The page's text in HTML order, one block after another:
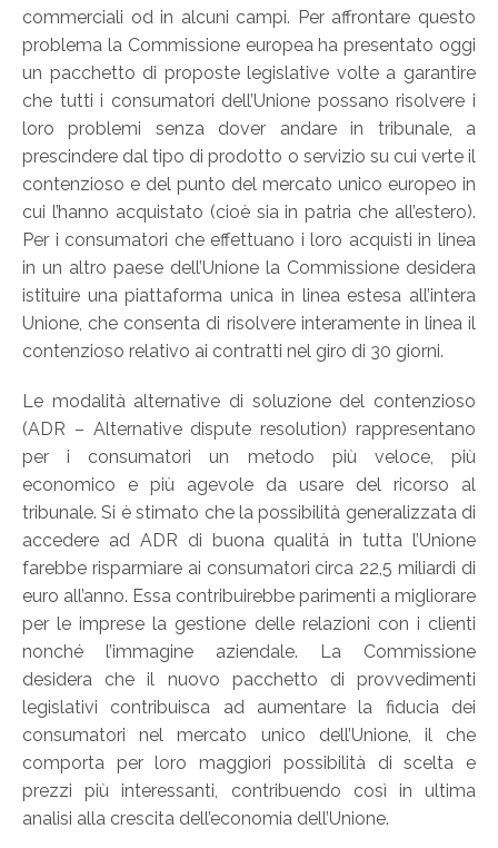
commerciali od in alcuni campi. Per affrontare questo
problema la Commissione europea ha presentato oggi
un pacchetto di proposte legislative volte a garantire
che tutti i consumatori dell’Unione possano risolvere i
loro problemi senza dover andare in tribunale, a
prescindere dal tipo di prodotto o servizio su cui verte il
contenzioso e del punto del mercato unico europeo in
cui l’hanno acquistato (cioè sia in patria che all’estero).
Per i consumatori che effettuano i loro acquisti in linea
in un altro paese dell’Unione la Commissione desidera
istituire una piattaforma unica in linea estesa all’intera
Unione, che consenta di risolvere interamente in linea il
contenzioso relativo ai contratti nel giro di 30 giorni.
Le modalità alternative di soluzione del contenzioso
(ADR – Alternative dispute resolution) rappresentano
per i consumatori un metodo più veloce, più
economico e più agevole da usare del ricorso al
tribunale. Si è stimato che la possibilità generalizzata di
accedere ad ADR di buona qualità in tutta l’Unione
farebbe risparmiare ai consumatori circa 22,5 miliardi di
euro all’anno. Essa contribuirebbe parimenti a migliorare
per le imprese la gestione delle relazioni con i clienti
nonché l’immagine aziendale. La Commissione
desidera che il nuovo pacchetto di provvedimenti
legislativi contribuisca ad aumentare la fiducia dei
consumatori nel mercato unico dell’Unione, il che
comporta per loro maggiori possibilità di scelta e
prezzi più interessanti, contribuendo così in ultima
analisi alla crescita dell’economia dell’Unione.